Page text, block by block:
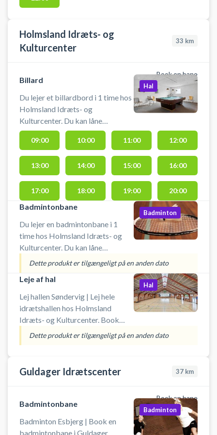
Holmsland Idræts- og
Kulturcenter
33 km
Book en bane
Billard
Du lejer et billardbord i 1 time hos
Holmsland Idræts- og
Kulturcenter. Du kan låne
badmintonketcher og bolde. Du
kan leje en eller flerebaner, der er 5
badmintonbaner ialt. Für deutsche
Besucher: Bu
Hal
09:00 10:00 11:00 12:00
13:00 14:00 15:00 16:00
17:00 18:00 19:00 20:00
Badmintonbane
Du lejer en badmintonbane i 1
time hos Holmsland Idræts- og
Kulturcenter. Du kan låne
badmintonketcher og bolde. Du
kan leje en eller flerebaner, der er 5
badmintonbaner ialt. Für deutsche
Besucher:
Badminton
Dette produkt er tilgængeligt på en anden dato
Leje af hal
Lej hallen Søndervig | Lej hele
idrætshallen hos Holmsland
Idræts- og Kulturcenter. Book
hallen som kan bruges til fx
indendørs fodbold (uden bander),
eller fri leg.
Hal
Dette produkt er tilgængeligt på en anden dato
Guldager Idrætscenter 37 km
Book en bane
Badmintonbane
Badminton Esbjerg | Book en
badmintonbane i Guldager
Badminton